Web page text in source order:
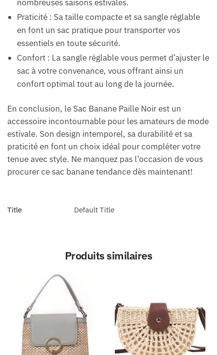
nombreuses saisons estivales.
Praticité : Sa taille compacte et sa sangle réglable
en font un sac pratique pour transporter vos
essentiels en toute sécurité.
Confort : La sangle réglable vous permet d’ajuster le
sac à votre convenance, vous offrant ainsi un
confort optimal tout au long de la journée.
En conclusion, le Sac Banane Paille Noir est un
accessoire incontournable pour les amateurs de mode
estivale. Son design intemporel, sa durabilité et sa
praticité en font un choix idéal pour compléter votre
tenue avec style. Ne manquez pas l’occasion de vous
procurer ce sac banane tendance dès maintenant!
Title Default Title
Produits similaires